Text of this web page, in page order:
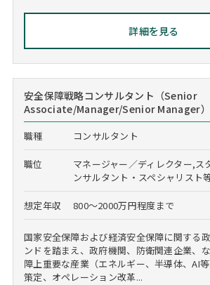
詳細を見る
安全保障戦略コンサルタント（Senior
Associate/Manager/Senior Manager）
職種 コンサルタント
職位
マネージャー／ディレクター,ス
ンサルタント・スペシャリスト等
想定年収 800～2000万円程度まで
国家安全保障および経済安全保障に関する
ンドを踏まえ、政府機関、防衛関連企業、
障上重要な産業（エネルギー、半導体、AI
策定、オペレーション改革...